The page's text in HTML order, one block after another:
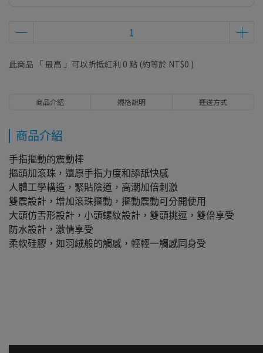
此商品 「 最高 」可以折抵紅利 0 點 (約等於 NT$0 )
商品介紹 規格說明 運送方式
商品介紹
手指摳動的震動棒
摳頭加滾珠，還原手指力度和舔舐快感
人體工學構造，緊貼陰道，高潮加倍刺激
雙震設計，增加滾珠摳動，摳動震動可分開使用
大頭仿舌形設計，小頭螺紋設計，雙頭挑逗，雙倍享受
防水設計，激情享受
柔軟硅膠，如羽絨般的觸感，輕輕一觸感同身受